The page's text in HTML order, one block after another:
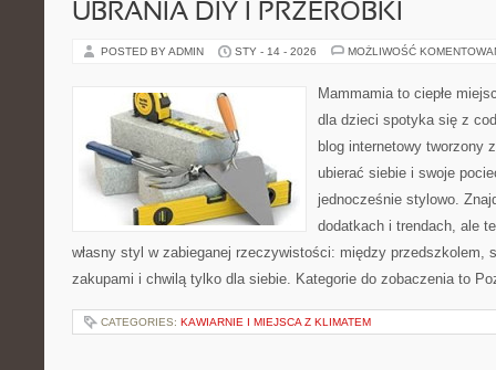
UBRANIA DIY I PRZERÓBKI
POSTED BY ADMIN STY - 14 - 2026 MOŻLIWOŚĆ
Mammamia to ciepłe
dla dzieci spotyka się z
blog internetowy tworzony
ubierać siebie i swoje
jednocześnie stylowo.
dodatkach i trendach, ale
własny styl w zabieganej rzeczywistości: między przedszkolem,
zakupami i chwilą tylko dla siebie. Kategorie do zobaczenia to
CATEGORIES: KAWIARNIE I MIEJSCA Z KLIMATEM